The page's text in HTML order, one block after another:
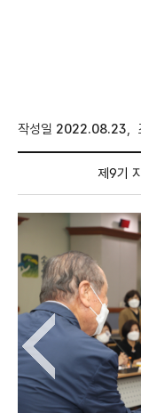
매니페스토란
공약총괄현황
사진
작성일 2022.08.23,
제9기
이전 이미지 보기